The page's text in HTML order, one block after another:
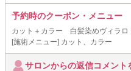
予約時のクーポン・メニュー
カット＋カラー 白髪染めヴィラロ
[施術メニュー] カット、カラー
サロンからの返信コメント